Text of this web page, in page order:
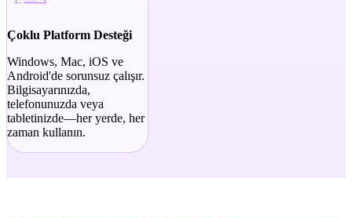
Çoklu Platform Desteği
Windows, Mac, iOS ve
Android'de sorunsuz çalışır.
Bilgisayarınızda,
telefonunuzda veya
tabletinizde—her yerde, her
zaman kullanın.